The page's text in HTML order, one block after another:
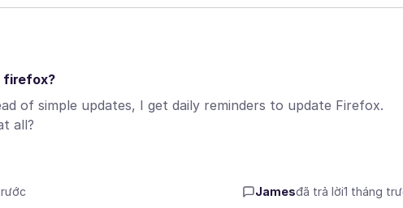
firefox?
of simple updates, I get daily reminders to update Firefox.
all?
Jamesđã trả lời1 tháng